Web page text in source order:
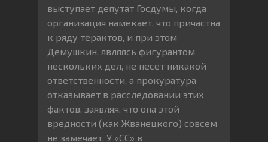
выступает депутат Госдумы, когда
организация намекает, что причастна
к ряду терактов, и при этом
Демушкин, являясь фигурантом
нескольких дел, не несет никакой
ответственности, а прокуратура
отказывает в расследовании этих
фактов, заявляя, что она этой
вредности (как Жванецкого) совсем
не замечает. У «СС» в